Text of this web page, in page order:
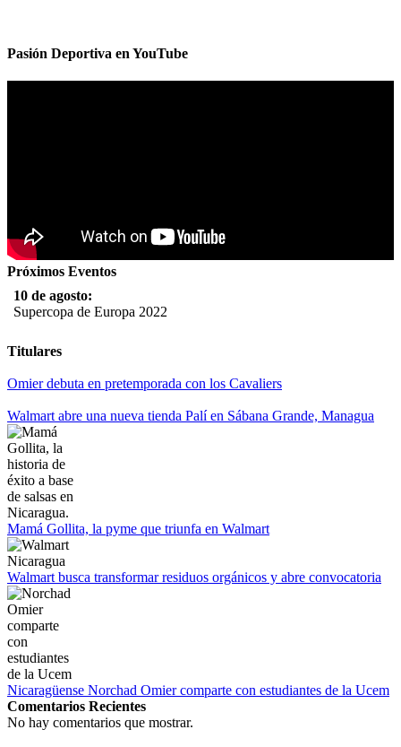
Pasión Deportiva en YouTube
Próximos Eventos
10 de agosto:
Supercopa de Europa 2022
11 al 21 de agosto:
Empieza La Liga 2022-2023
Titulares
Omier debuta en pretemporada con los Cavaliers
Walmart abre una nueva tienda Palí en Sábana Grande, Managua
Mamá Gollita, la pyme que triunfa en Walmart
Walmart busca transformar residuos orgánicos y abre convocatoria
Nicaragüense Norchad Omier comparte con estudiantes de la Ucem
Comentarios Recientes
No hay comentarios que mostrar.